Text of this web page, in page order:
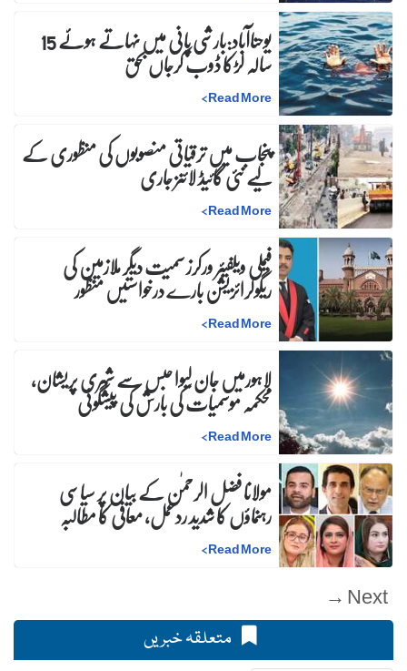
یوحناآباد:بارشی پانی میں نہاتے ہوئے 15 سالہ لڑکا ڈوب کرجاں بحق
Read More
>
پنجاب میں ترقیاتی منصوبوں کی منظوری کے
لیے نئی گائیڈ لائنز جاری
Read More
>
فیملی ویلفیئر ورکرز سمیت دیگر ملازمین کی
ریگولرائزیشن بارے درخواستیں منظور
Read More
>
لاہورمیں جان لیوا حبس سے شہری پریشان،
محکمہ موسمیات کی بارش کی پیشگوئی
Read More
>
مولانا فضل الرحمٰن کے بیان پر سیاسی
رہنماؤں کا شدید ردعمل، معافی کا مطالبہ
Read More
>
Next →
متعلقہ خبریں